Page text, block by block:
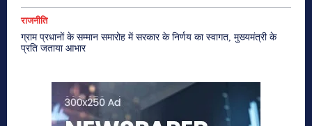
राजनीति
ग्राम प्रधानों के सम्मान समारोह में सरकार के निर्णय का स्वागत, मुख्यमंत्री के
प्रति जताया आभार